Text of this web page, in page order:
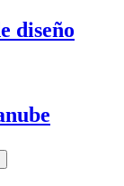
diseño